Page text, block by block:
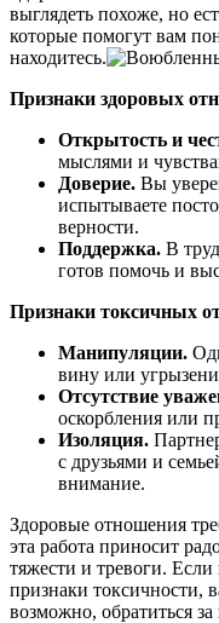
выглядеть похоже, но
которые помогут вам
находитесь.
Признаки здоровых
Открытость и
мыслями и
Доверие. Вы
испытываете
верности.
Поддержка. В
готов помочь и
Признаки токсичных
Манипуляции.
вину или
Отсутствие
оскорбления или
Изоляция.
с друзьями и
внимание.
Здоровые отношения
эта работа приносит
тяжести и тревоги.
признаки токсичности,
возможно, обратиться